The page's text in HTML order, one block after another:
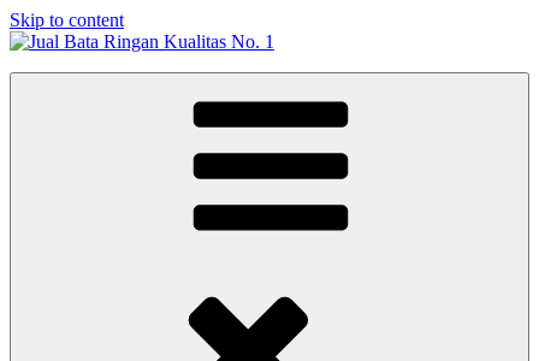
Skip to content
Jual Bata Ringan Kualitas No. 1